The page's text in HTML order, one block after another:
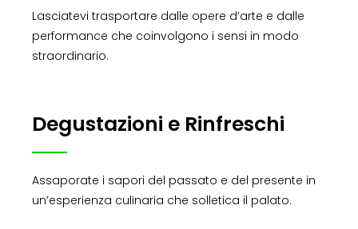
Lasciatevi trasportare dalle opere d’arte e dalle
performance che coinvolgono i sensi in modo
straordinario.
Degustazioni e Rinfreschi
Assaporate i sapori del passato e del presente in
un’esperienza culinaria che solletica il palato.